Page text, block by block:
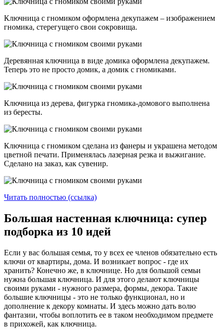
Ключница с гномиком оформлена декупажем – изображением
гномика, стерегущего свои сокровища.
Деревянная ключница в виде домика оформлена декупажем.
Теперь это не просто домик, а домик с гномиками.
Ключница из дерева, фигурка гномика-домового выполнена
из бересты.
Ключница с гномиком сделана из фанеры и украшена методом
цветной печати. Применялась лазерная резка и выжигание.
Сделано на заказ, как сувенир.
Читать полностью (ссылка)
Большая настенная ключница: супер
подборка из 10 идей
Если у вас большая семья, то у всех ее членов обязательно есть
ключи от квартиры, дома. И возникает вопрос - где их
хранить? Конечно же, в ключнице. Но для большой семьи
нужна большая ключница. И для этого делают ключницы
своими руками - нужного размера, формы, декора. Такие
большие ключницы - это не только функционал, но и
дополнение к декору комнаты. И здесь можно дать волю
фантазии, чтобы воплотить ее в таком необходимом предмете
в прихожей, как ключница.